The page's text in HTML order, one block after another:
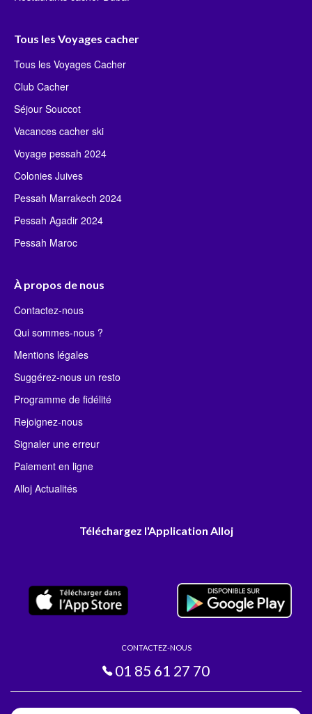
Tous les Voyages cacher
Tous les Voyages Cacher
Club Cacher
Séjour Souccot
Vacances cacher ski
Voyage pessah 2024
Colonies Juives
Pessah Marrakech 2024
Pessah Agadir 2024
Pessah Maroc
À propos de nous
Contactez-nous
Qui sommes-nous ?
Mentions légales
Suggérez-nous un resto
Programme de fidélité
Rejoignez-nous
Signaler une erreur
Paiement en ligne
Alloj Actualités
Téléchargez l'Application Alloj
CONTACTEZ-NOUS
01 85 61 27 70